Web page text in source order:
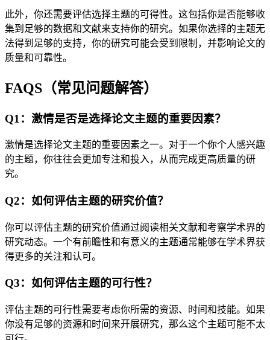
此外，你还需要评估选择主题的可得性。这包括你是否能够收
集到足够的数据和文献来支持你的研究。如果你选择的主题无
法得到足够的支持，你的研究可能会受到限制，并影响论文的
质量和可靠性。
FAQS（常见问题解答）
Q1：激情是否是选择论文主题的重要因素？
激情是选择论文主题的重要因素之一。对于一个你个人感兴趣
的主题，你往往会更加专注和投入，从而完成更高质量的研
究。
Q2：如何评估主题的研究价值？
你可以评估主题的研究价值通过阅读相关文献和考察学术界的
研究动态。一个有前瞻性和有意义的主题通常能够在学术界获
得更多的关注和认可。
Q3：如何评估主题的可行性？
评估主题的可行性需要考虑你所需的资源、时间和技能。如果
你没有足够的资源和时间来开展研究，那么这个主题可能不太